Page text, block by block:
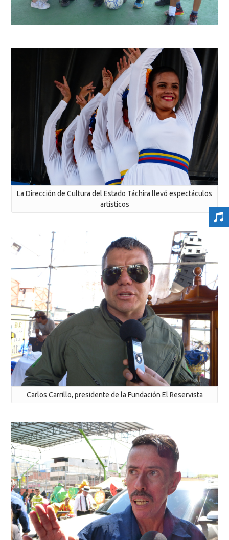
La Dirección de Cultura del Estado Táchira llevó espectáculos
artísticos
Carlos Carrillo, presidente de la Fundación El Reservista